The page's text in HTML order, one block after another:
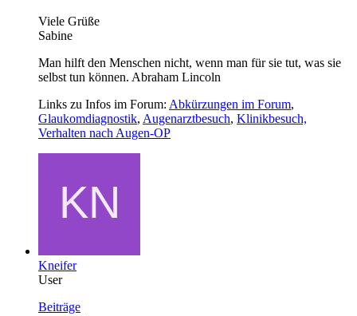
Viele Grüße
Sabine
Man hilft den Menschen nicht, wenn man für sie tut, was sie
selbst tun können. Abraham Lincoln
Links zu Infos im Forum: Abkürzungen im Forum,
Glaukomdiagnostik, Augenarztbesuch, Klinikbesuch,
Verhalten nach Augen-OP
Kneifer
User
Beiträge